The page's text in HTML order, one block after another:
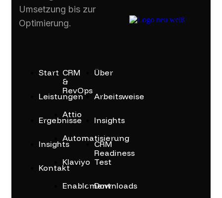
Umsetzung bis zur
Optimierung.
Start
Leistungen
Ergebnisse
Insights
Kontakt
CRM
&
RevOps
Attio
Automatisierung
Klaviyo
Enablement
Über
Arbeitsweise
Insights
CRM
Readiness
Test
Downloads